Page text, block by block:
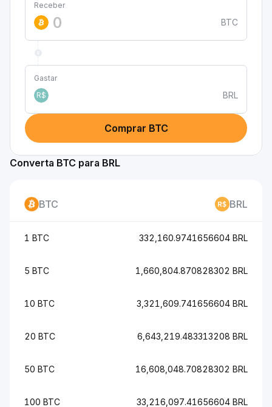
Receber
BTC
Gastar
R$
BRL
Comprar BTC
Converta BTC para BRL
BTC BRL
1 BTC 332,160.9741656604 BRL
5 BTC 1,660,804.870828302 BRL
10 BTC 3,321,609.741656604 BRL
20 BTC 6,643,219.483313208 BRL
50 BTC 16,608,048.70828302 BRL
100 BTC 33,216,097.41656604 BRL